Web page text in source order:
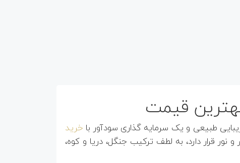
قیمت
طبیعی و یک سرمایه گذاری سودآور با خرید
قرار دارد، به لطف ترکیب جنگل، دریا و کوه،